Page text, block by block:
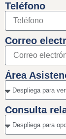
Teléfono
Correo
Área
Consulta